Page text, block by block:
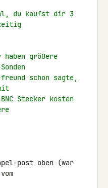
du kaufst dir 3
größere
schon sagte,
Stecker kosten
post oben (war